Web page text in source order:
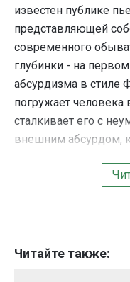
Читайте также:
известен публике
представляющей
современного
глубинки - на
абсурдизма в стиле
погружает
сталкивает его с
внешним абсурдом,
другую пьесу
абсурдная комедия,